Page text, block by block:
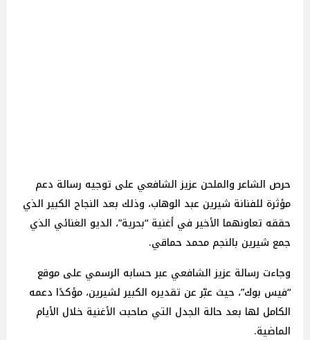
حرص الشاعر والملحن عزيز الشافعي على توجيه رسالة دعم
مؤثرة للفنانة شيرين عبد الوهاب، وذلك بعد النجاح الكبير الذي
حققه تعاونهما الأخير في أغنية “بحرية”، الديو الغنائي الذي
جمع شيرين بالنجم محمد حماقي.
وجاءت رسالة عزيز الشافعي عبر حسابه الرسمي على موقع
“فيس بوك”، حيث عبّر عن تقديره الكبير لشيرين، مؤكدًا دعمه
الكامل لها بعد حالة الجدل التي صاحبت الأغنية خلال الأيام
الماضية.